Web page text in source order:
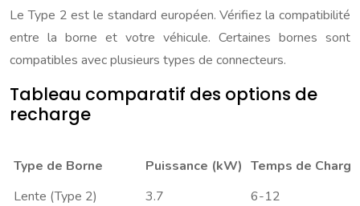
Le Type 2 est le standard européen. Vérifiez la compatibilité
entre la borne et votre véhicule. Certaines bornes sont
compatibles avec plusieurs types de connecteurs.
Tableau comparatif des options de
recharge
Type de Borne Puissance (kW) Temps de
Lente (Type 2)
3.7
6-12